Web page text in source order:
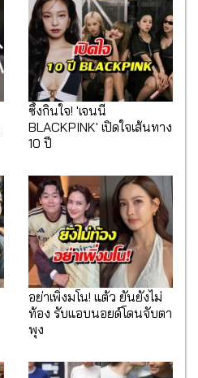
ซึ้งกินใจ! 'เจนนี่
BLACKPINK' เปิดใจเส้นทาง
10 ปี
อย่าเพิ่งมโน! แต้ว ยันยังไม่
ท้อง รับแอบนอยด์โดนจับตา
พุง